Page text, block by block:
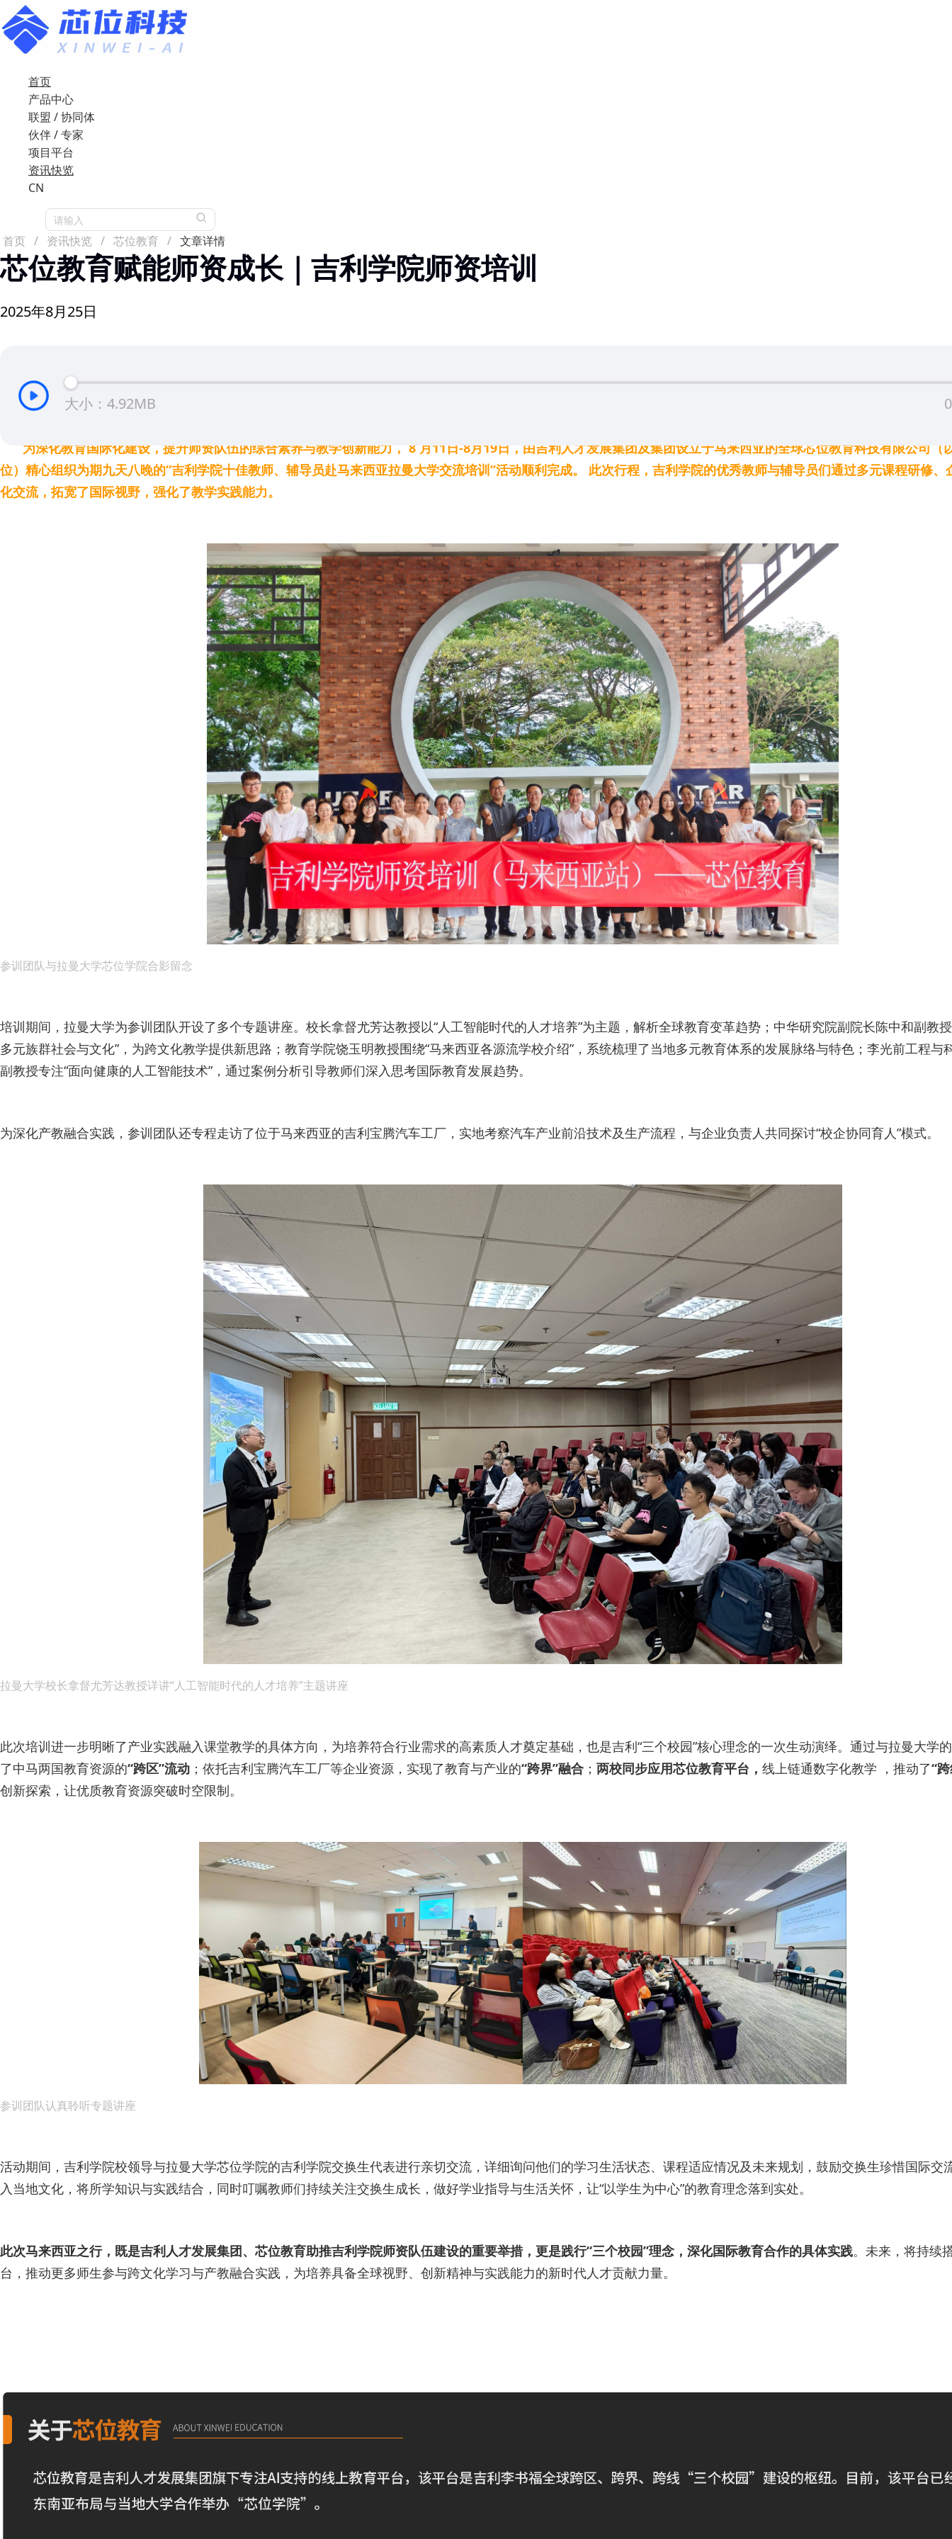
首页
产品中心
联盟 / 协同体
伙伴 / 专家
项目平台
资讯快览
CN
请输入
首页 / 资讯快览 / 芯位教育 / 文章详情
芯位教育赋能师资成长｜吉利学院师资培训
2025年8月25日
大小：4.92MB
为深化教育国际化建设，提升师资队伍的综合素养与教学创新能力， 8 月11日-8月19日，由吉利人才发展集团及集团设立于马来西亚的全球芯位教育科技有限公司（
位）精心组织为期九天八晚的“吉利学院十佳教师、辅导员赴马来西亚拉曼大学交流培训”活动顺利完成。 此次行程，吉利学院的优秀教师与辅导员们通过多元课程研修、
化交流，拓宽了国际视野，强化了教学实践能力。
参训团队与拉曼大学芯位学院合影留念
培训期间，拉曼大学为参训团队开设了多个专题讲座。校长拿督尤芳达教授以“人工智能时代的人才培养”为主题，解析全球教育变革趋势；中华研究院副院长陈中和副教
多元族群社会与文化”，为跨文化教学提供新思路；教育学院饶玉明教授围绕“马来西亚各源流学校介绍”，系统梳理了当地多元教育体系的发展脉络与特色；李光前工程与
副教授专注“面向健康的人工智能技术”，通过案例分析引导教师们深入思考国际教育发展趋势。
为深化产教融合实践，参训团队还专程走访了位于马来西亚的吉利宝腾汽车工厂，实地考察汽车产业前沿技术及生产流程，与企业负责人共同探讨“校企协同育人”模式。
拉曼大学校长拿督尤芳达教授详讲“人工智能时代的人才培养”主题讲座
此次培训进一步明晰了产业实践融入课堂教学的具体方向，为培养符合行业需求的高素质人才奠定基础，也是吉利“三个校园”核心理念的一次生动演绎。通过与拉曼大学
了中马两国教育资源的“跨区”流动 ；依托吉利宝腾汽车工厂等企业资源，实现了教育与产业的“跨界”融合 ； 两校同步应用芯位教育平台， 线上链通数字化教学 ，推动了“
创新探索，让优质教育资源突破时空限制。
参训团队认真聆听专题讲座
活动期间，吉利学院校领导与拉曼大学芯位学院的吉利学院交换生代表进行亲切交流，详细询问他们的学习生活状态、课程适应情况及未来规划，鼓励交换生珍惜国际交
入当地文化，将所学知识与实践结合，同时叮嘱教师们持续关注交换生成长，做好学业指导与生活关怀，让“以学生为中心”的教育理念落到实处。
此次马来西亚之行，既是吉利人才发展集团、芯位教育助推吉利学院师资队伍建设的重要举措，更是践行“三个校园”理念，深化国际教育合作的具体实践。未来，将持续
台，推动更多师生参与跨文化学习与产教融合实践，为培养具备全球视野、创新精神与实践能力的新时代人才贡献力量。